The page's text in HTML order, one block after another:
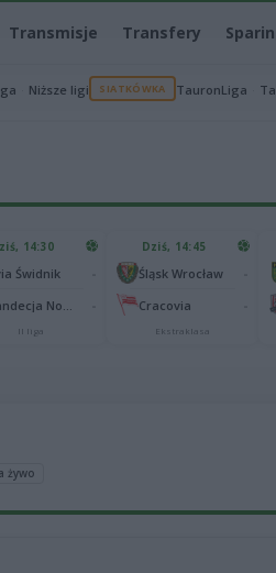
Transmisje Transfery
Niższe ligi SIATKÓWKA TauronLiga
14:30
Świdnik
II liga
Dziś, 14:45
Śląsk Wrocław
Cracovia
Ekstraklasa
żywo